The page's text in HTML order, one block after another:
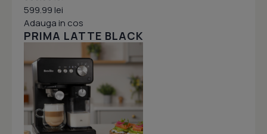
599.99 lei
Adauga in cos
PRIMA LATTE BLACK